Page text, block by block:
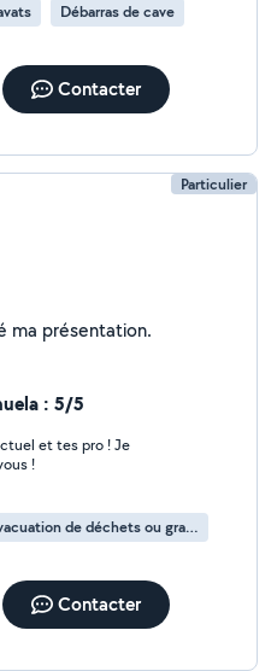
Débarras de cave
Contacter
Particulier
Je n'ai pas encore renseigné ma présentation.
: 5/5
et tes pro ! Je
!
Évacuation de déchets ou gravats
Contacter